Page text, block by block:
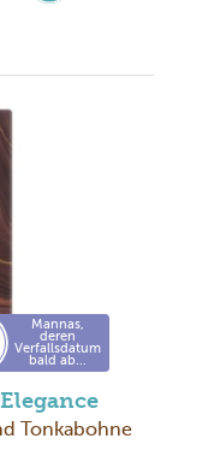
Mannas,
deren
Verfallsdatum
bald ab...
Tonkabohne